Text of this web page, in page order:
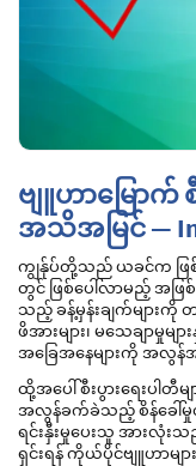
ဗျူဟာမြောက်
အသိအမြင် —
ကျွန်ုပ်တို့သည် ယခင်က ဖြစ်ပ
တွင် ဖြစ်ပေါ်လာမည့် အဖြ
သည့် ခန့်မှန်းချက်များ
ဖိအားများ၊ မသေချာမှုမ
အခြေအနေများကို အလွန်အ
ထို့အပေါ် စီးပွားရေးပါ
အလွန်ခက်ခဲသည့် စိန်ခေါ်မှု
ရင်းနှီးမှုပေးသူ အားလုံ
ရှင်းရန် ကိုယ်ပိုင်ဗျူဟာမျ